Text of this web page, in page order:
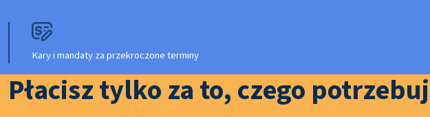
Kary i mandaty za przekroczone terminy
Płacisz tylko za to, czego